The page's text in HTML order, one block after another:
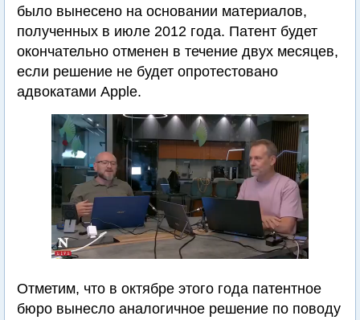
было вынесено на основании материалов,
полученных в июле 2012 года. Патент будет
окончательно отменен в течение двух месяцев,
если решение не будет опротестовано
адвокатами Apple.
Отметим, что в октябре этого года патентное
бюро вынесло аналогичное решение по поводу